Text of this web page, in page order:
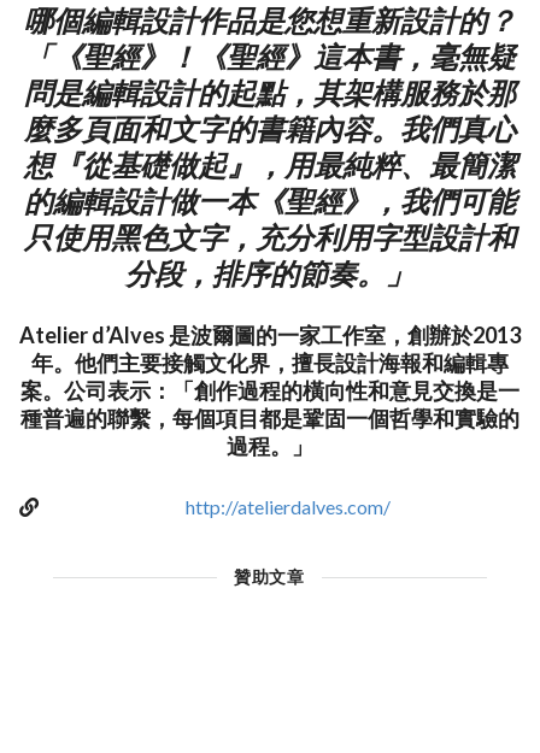
哪個編輯設計作品是您想重新設計的？
「《聖經》！《聖經》這本書，毫無疑
問是編輯設計的起點，其架構服務於那
麼多頁面和文字的書籍內容。我們真心
想『從基礎做起』，用最純粹、最簡潔
的編輯設計做一本《聖經》，我們可能
只使用黑色文字，充分利用字型設計和
分段，排序的節奏。」
Atelier d’Alves 是波爾圖的一家工作室，創辦於2013
年。他們主要接觸文化界，擅長設計海報和編輯專
案。公司表示：「創作過程的橫向性和意見交換是一
種普遍的聯繫，每個項目都是鞏固一個哲學和實驗的
過程。」
http://atelierdalves.com/
贊助文章